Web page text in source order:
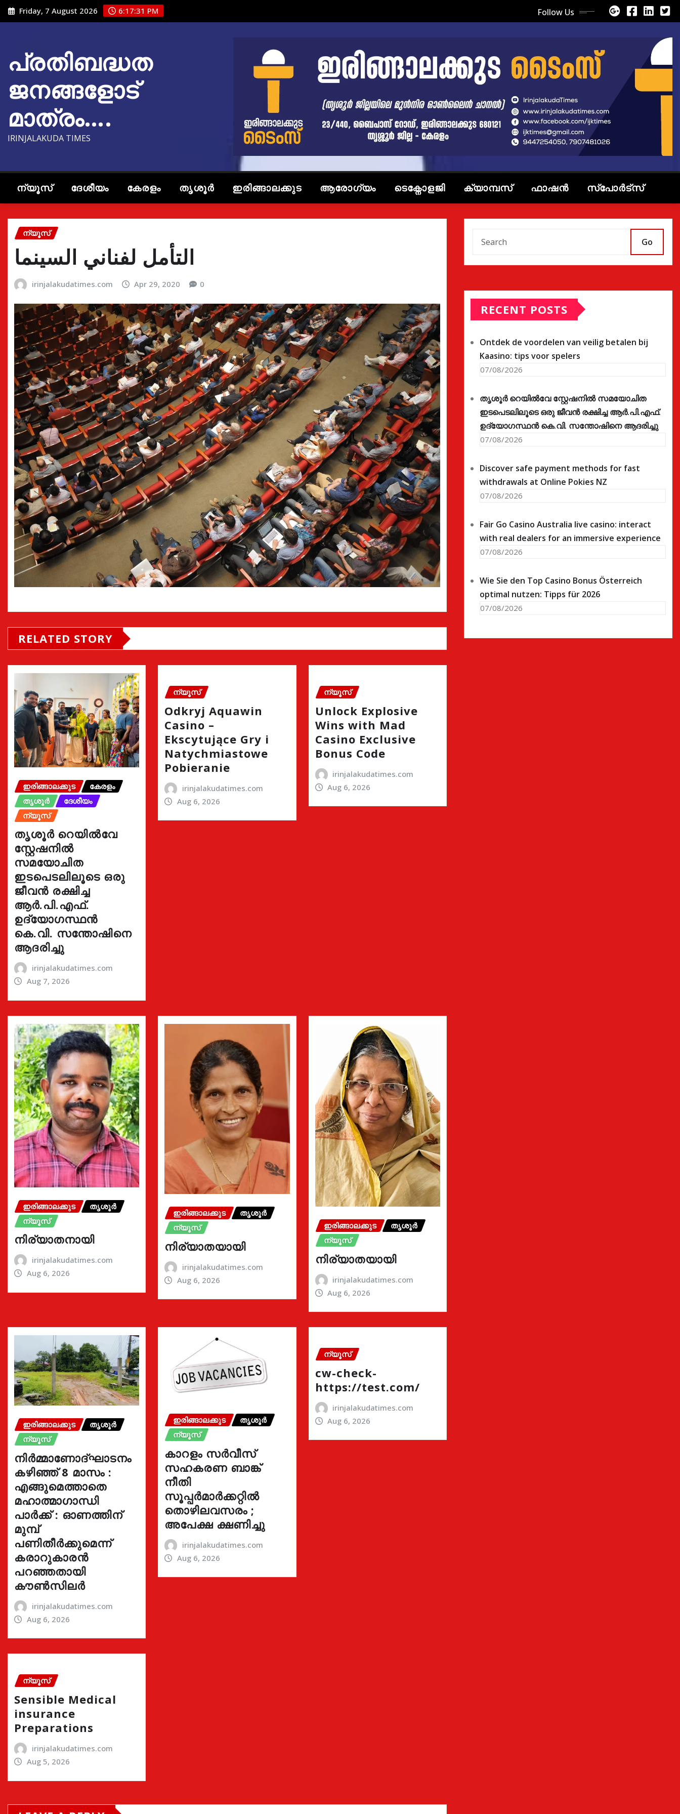
Skip
to
Friday, 7 August 2026 6:17:32 PM Follow Us
പ്രതിബദ്ധത
ജനങ്ങളോട്
മാത്രം….
IRINJALAKUDA TIMES
ന്യൂസ് ദേശീയം കേരളം തൃശൂർ ഇരിങ്ങാലക്കുട ആരോഗ്യം ടെക്നോളജി ക്യാമ്പസ് ഫാഷൻ സ്പോർട്സ്
ന്യൂസ്
التأمل لفناني السينما
irinjalakudatimes.com Apr 29, 2020 0
RELATED STORY
ഇരിങ്ങാലക്കുട
കേരളം
തൃശൂർ
ദേശീയം
ന്യൂസ്
തൃശൂർ റെയിൽവേ
സ്റ്റേഷനിൽ
സമയോചിത
ഇടപെടലിലൂടെ ഒരു
ജീവൻ രക്ഷിച്ച
ആർ.പി.എഫ്.
ഉദ്യോഗസ്ഥൻ
കെ.വി. സന്തോഷിനെ
ആദരിച്ചു
irinjalakudatimes.com
Aug 7, 2026
ന്യൂസ്
Odkryj Aquawin
Casino –
Ekscytujące Gry i
Natychmiastowe
Pobieranie
irinjalakudatimes.com
Aug 6, 2026
ന്യൂസ്
Unlock Explosive
Wins with Mad
Casino Exclusive
Bonus Code
irinjalakudatimes.com
Aug 6, 2026
ഇരിങ്ങാലക്കുട
തൃശൂർ
ന്യൂസ്
നിര്യാതനായി
irinjalakudatimes.com
Aug 6, 2026
ഇരിങ്ങാലക്കുട
തൃശൂർ
ന്യൂസ്
നിര്യാതയായി
irinjalakudatimes.com
Aug 6, 2026
ഇരിങ്ങാലക്കുട
തൃശൂർ
ന്യൂസ്
നിര്യാതയായി
irinjalakudatimes.com
Aug 6, 2026
ഇരിങ്ങാലക്കുട
തൃശൂർ
ന്യൂസ്
നിർമ്മാണോദ്ഘാടനം
കഴിഞ്ഞ് 8 മാസം :
എങ്ങുമെത്താതെ
മഹാത്മാഗാന്ധി
പാർക്ക് : ഓണത്തിന്
മുമ്പ്
പണിതീർക്കുമെന്ന്
കരാറുകാരൻ
പറഞ്ഞതായി
കൗൺസിലർ
irinjalakudatimes.com
Aug 6, 2026
ഇരിങ്ങാലക്കുട
തൃശൂർ
ന്യൂസ്
കാറളം സർവീസ്
സഹകരണ ബാങ്ക്
നീതി
സൂപ്പർമാർക്കറ്റിൽ
തൊഴിലവസരം ;
അപേക്ഷ ക്ഷണിച്ചു
irinjalakudatimes.com
Aug 6, 2026
ന്യൂസ്
cw-check-
https://test.com/
irinjalakudatimes.com
Aug 6, 2026
ന്യൂസ്
Sensible Medical
insurance
Preparations
irinjalakudatimes.com
Aug 5, 2026
Go
RECENT POSTS
Ontdek de voordelen van veilig betalen bij
Kaasino: tips voor spelers
07/08/2026
തൃശൂർ റെയിൽവേ സ്റ്റേഷനിൽ സമയോചിത
ഇടപെടലിലൂടെ ഒരു ജീവൻ രക്ഷിച്ച ആർ.പി.എഫ്.
ഉദ്യോഗസ്ഥൻ കെ.വി. സന്തോഷിനെ ആദരിച്ചു
07/08/2026
Discover safe payment methods for fast
withdrawals at Online Pokies NZ
07/08/2026
Fair Go Casino Australia live casino: interact
with real dealers for an immersive experience
07/08/2026
Wie Sie den Top Casino Bonus Österreich
optimal nutzen: Tipps für 2026
07/08/2026